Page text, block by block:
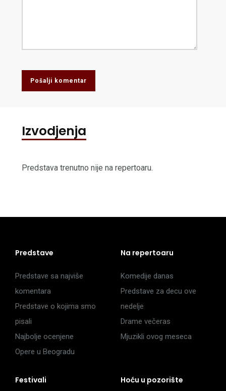
Pošalji komentar
Izvodjenja
Predstava trenutno nije na repertoaru.
Predstave
Predstave sa najviše
komentara
Predstave o kojima smo
pisali
Najbolje ocenjene
Opere u Beogradu
Na repertoaru
Komedije danas
Predstave za decu ove
nedelje
Drame večeras
Mjuzikli ovog meseca
Festivali Hoću u pozorište